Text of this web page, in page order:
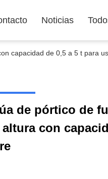
Noticias
capacidad de 0,5 a 5 t para
de pórtico de
altura con